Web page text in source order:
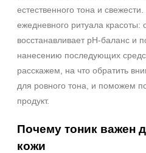
2 шт
20 мл
Показать еще
AHA-кислоты
DMAE
Показать еще
естественного тона и
ежедневного ритуала красоты:
восстанавливает pH-баланс и
нанесению последующих
расскажем, на что обратить
для ровного тона, и поможем
продукт.
Почему тоник важен
кожи